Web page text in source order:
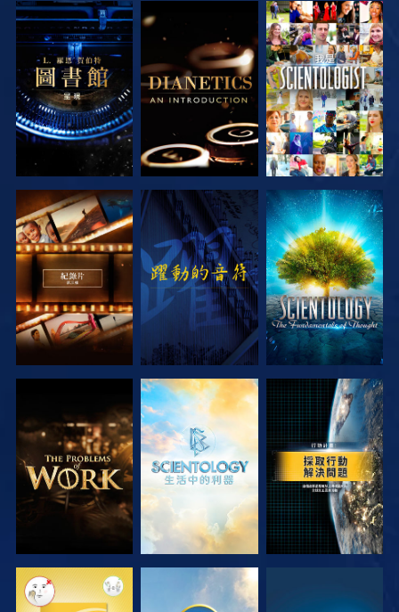
探索系列節目 探索系列節目 觀看
探索系列節目 觀看 探索系列節目
探索系列節目 探索系列節目 觀看